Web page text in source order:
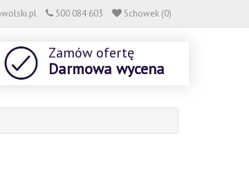
500 084 603 Schowek (0)
Zamów ofertę
Darmowa wycena